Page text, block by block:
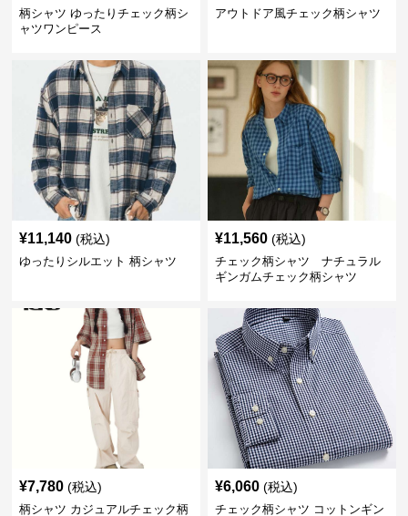
柄シャツ ゆったりチェック柄シ
ャツワンピース
アウトドア風チェック柄シャツ
¥11,140 (税込)
ゆったりシルエット 柄シャツ
¥11,560 (税込)
チェック柄シャツ ナチュラル
ギンガムチェック柄シャツ
¥7,780 (税込)
柄シャツ カジュアルチェック柄
¥6,060 (税込)
チェック柄シャツ コットンギン